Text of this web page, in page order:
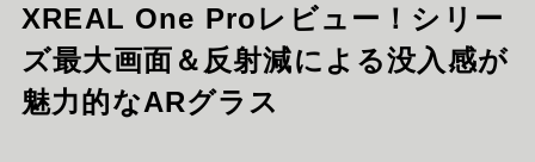
XREAL One Proレビュー！シリー
ズ最大画面＆反射減による没入感が
魅力的なARグラス